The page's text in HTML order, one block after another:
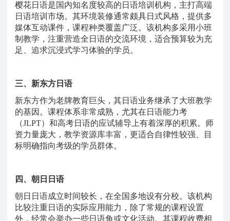
樱花日语是国内知名度较高的日语培训机构，主打高端
日语培训市场。其环境装修通常颇具日式风格，提供多
媒体互动课件，课程种类覆盖广泛。该机构多采用小班
制教学，注重营造全日语的交流环境，适合预算较为充
足、追求沉浸式学习体验的学员。
三、新东方日语
新东方作为老牌教育巨头，其日语业务继承了大班教学
的基因。课程体系非常成熟，尤其在日语能力考
（JLPT）和高考日语的应试辅导上有着深厚的积累。师
资力量庞大，教学资源库丰富，更适合自律性较强、目
标明确指向考级的学员群体。
四、朝日日语
朝日日语成立时间较长，在全国多地设有分校。该机构
比较注重日语的实际应用能力，除了常规的课程设置
外，经常会举办一些日语角或文化活动。其课程收费相